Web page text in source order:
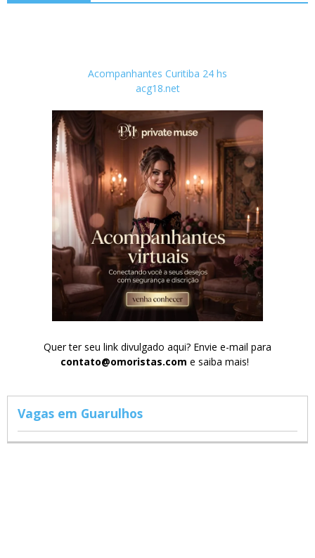
Acompanhantes Curitiba 24 hs
acg18.net
Quer ter seu link divulgado aqui? Envie e-mail para
contato@omoristas.com e saiba mais!
Vagas em Guarulhos